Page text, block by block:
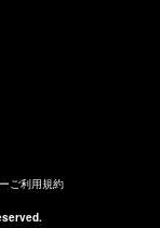
ご利用規約